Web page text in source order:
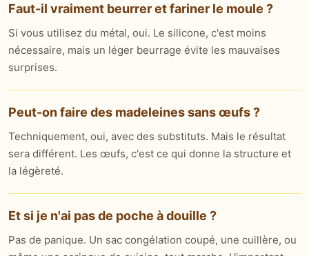
Faut-il vraiment beurrer et fariner le moule ?
Si vous utilisez du métal, oui. Le silicone, c'est moins
nécessaire, mais un léger beurrage évite les mauvaises
surprises.
Peut-on faire des madeleines sans œufs ?
Techniquement, oui, avec des substituts. Mais le résultat
sera différent. Les œufs, c'est ce qui donne la structure et
la légèreté.
Et si je n'ai pas de poche à douille ?
Pas de panique. Un sac congélation coupé, une cuillère, ou